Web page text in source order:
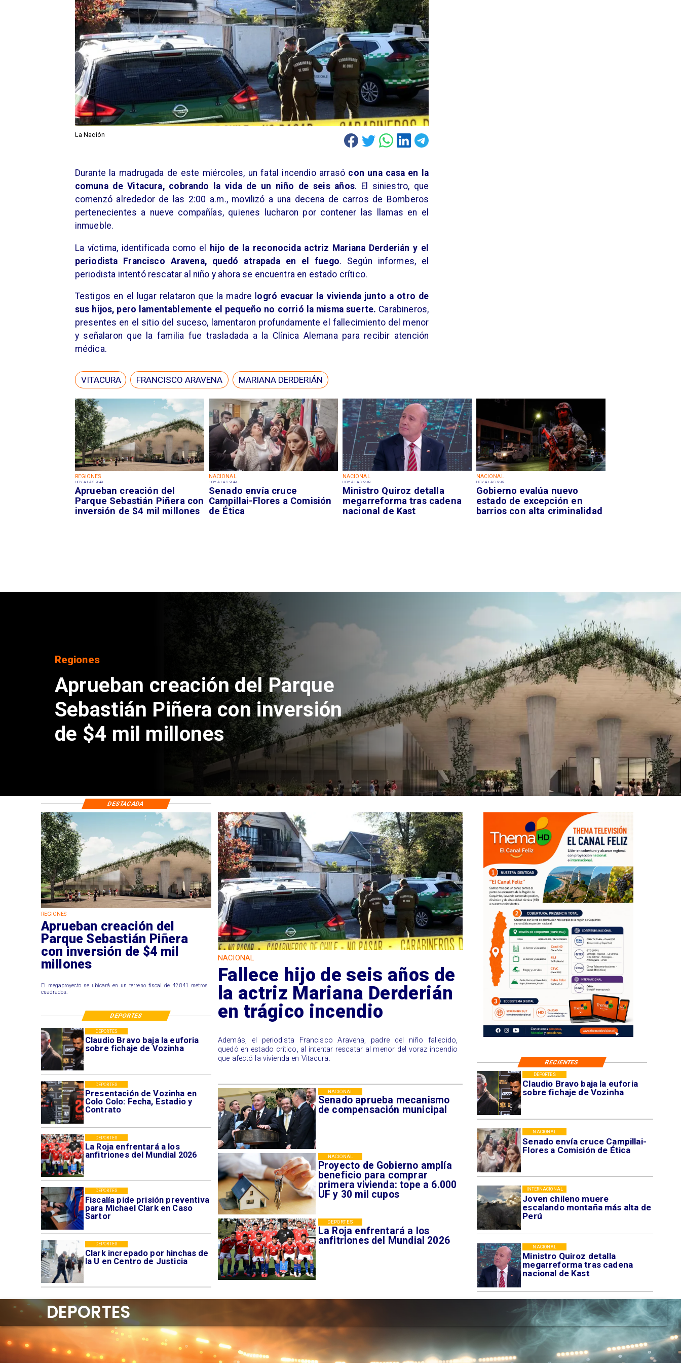
La Nación
REGIONES
HOY A LAS 9:49
Aprueban creación del
Parque Sebastián Piñera con
inversión de $4 mil millones
NACIONAL
HOY A LAS 9:49
Senado envía cruce
Campillai-Flores a Comisión
de Ética
NACIONAL
HOY A LAS 9:49
Ministro Quiroz detalla
megarreforma tras cadena
nacional de Kast
NACIONAL
HOY A LAS 9:49
Gobierno evalúa nuevo
estado de excepción en
barrios con alta criminalidad
Durante la madrugada de este miércoles, un fatal incendio arrasó con una casa en la
comuna de Vitacura, cobrando la vida de un niño de seis años. El siniestro, que
comenzó alrededor de las 2:00 a.m., movilizó a una decena de carros de Bomberos
pertenecientes a nueve compañías, quienes lucharon por contener las llamas en el
inmueble.
La víctima, identificada como el
hijo de la reconocida actriz Mariana Derderián y el
periodista Francisco Aravena, quedó atrapada en el fuego. Según informes, el
periodista intentó rescatar al niño y ahora se encuentra en estado crítico.
Testigos en el lugar relataron que la madre l ogró evacuar la vivienda junto a otro de
sus hijos, pero lamentablemente el pequeño no corrió la misma suerte. Carabineros,
presentes en el sitio del suceso, lamentaron profundamente el fallecimiento del menor
y señalaron que la familia fue trasladada a la Clínica Alemana para recibir atención
médica.
VITACURA FRANCISCO ARAVENA MARIANA DERDERIÁN
Regiones
Aprueban creación del Parque
Sebastián Piñera con inversión
de $4 mil millones
Claudio Bravo baja la euforia
sobre fichaje de Vozinha
DEPORTES
Senado envía cruce Campillai-
Flores a Comisión de Ética
NACIONAL
Joven chileno muere
escalando montaña más alta de
Perú
INTERNACIONAL
Ministro Quiroz detalla
megarreforma tras cadena
nacional de Kast
NACIONAL
Claudio Bravo baja la euforia
sobre fichaje de Vozinha
DEPORTES
Presentación de Vozinha en
Colo Colo: Fecha, Estadio y
Contrato
DEPORTES
La Roja enfrentará a los
anfitriones del Mundial 2026
DEPORTES
Fiscalía pide prisión preventiva
para Michael Clark en Caso
Sartor
DEPORTES
Clark increpado por hinchas de
la U en Centro de Justicia
DEPORTES
Senado aprueba mecanismo
de compensación municipal
NACIONAL
Proyecto de Gobierno amplía
beneficio para comprar
primera vivienda: tope a 6.000
UF y 30 mil cupos
NACIONAL
La Roja enfrentará a los
anfitriones del Mundial 2026
DEPORTES
REGIONES
Aprueban creación del
Parque Sebastián Piñera
con inversión de $4 mil
millones
El megaproyecto se ubicará en un terreno fiscal de 42.841 metros
cuadrados.
NACIONAL
Fallece hijo de seis años de
la actriz Mariana Derderián
en trágico incendio
Además, el periodista Francisco Aravena, padre del niño fallecido,
quedó en estado crítico, al intentar rescatar al menor del voraz incendio
que afectó la vivienda en Vitacura.
RECIENTES
DESTACADA
DEPORTES
DEPORTES